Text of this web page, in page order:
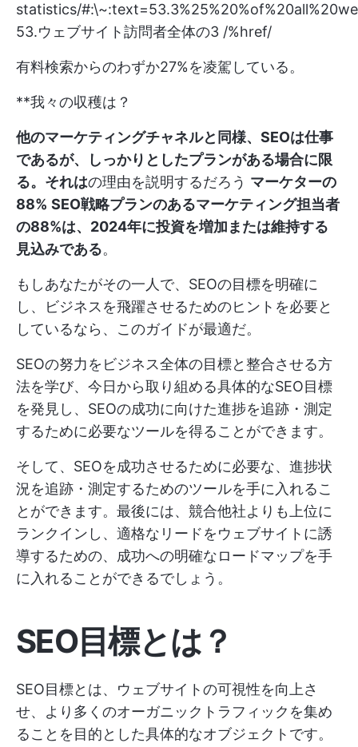
statistics/
53.ウェブサイト訪問者全体の3 /%href/
有料検索からのわずか27%を凌駕している。
**我々の収穫は？
他のマーケティングチャネルと同様、SEOは仕事
であるが、しっかりとしたプランがある場合に限
る。それはの理由を説明するだろう マーケターの
88% SEO戦略プランのあるマーケティング担当者
の88%は、2024年に投資を増加または維持する
見込みである。
もしあなたがその一人で、SEOの目標を明確に
し、ビジネスを飛躍させるためのヒントを必要と
しているなら、このガイドが最適だ。
SEOの努力をビジネス全体の目標と整合させる方
法を学び、今日から取り組める具体的なSEO目標
を発見し、SEOの成功に向けた進捗を追跡・測定
するために必要なツールを得ることができます。
そして、SEOを成功させるために必要な、進捗状
況を追跡・測定するためのツールを手に入れるこ
とができます。最後には、競合他社よりも上位に
ランクインし、適格なリードをウェブサイトに誘
導するための、成功への明確なロードマップを手
に入れることができるでしょう。
SEO目標とは？
SEO目標とは、ウェブサイトの可視性を向上さ
せ、より多くのオーガニックトラフィックを集め
ることを目的とした具体的なオブジェクトです。